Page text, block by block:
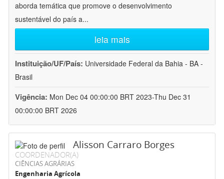
aborda temática que promove o desenvolvimento
sustentável do país a...
leia mais
Instituição/UF/País: Universidade Federal da Bahia - BA -
Brasil
Vigência: Mon Dec 04 00:00:00 BRT 2023-Thu Dec 31
00:00:00 BRT 2026
Alisson Carraro Borges
COORDENADOR(A)
CIÊNCIAS AGRÁRIAS
Engenharia Agrícola